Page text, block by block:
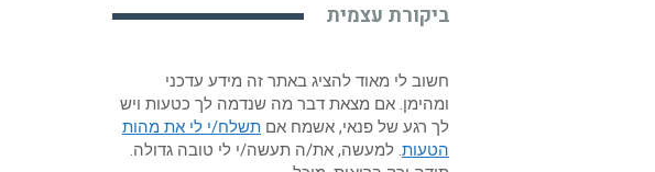
ביקורת עצמית
חשוב לי מאוד להציג באתר זה מידע עדכני
ומהימן. אם מצאת דבר מה שנדמה לך כטעות ויש
לך רגע של פנאי, אשמח אם תשלח/י לי את מהות
הטעות. למעשה, את/ה תעשה/י לי טובה גדולה.